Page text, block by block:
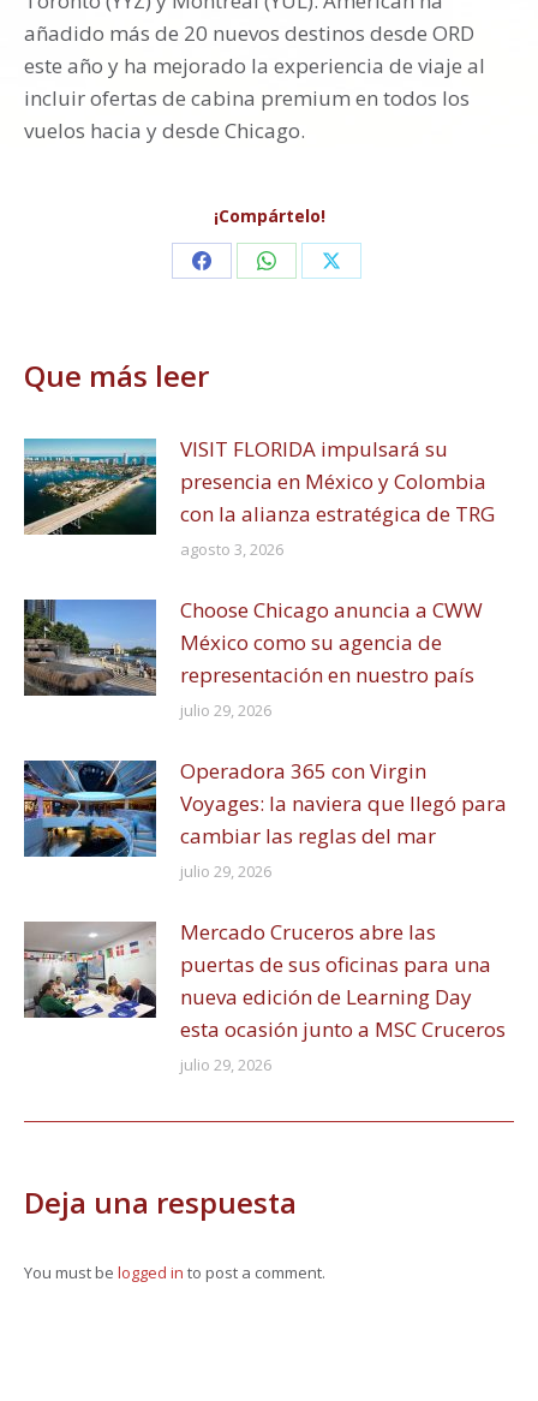
añadido más de 20 nuevos destinos desde ORD
este año y ha mejorado la experiencia de viaje al
incluir ofertas de cabina premium en todos los
vuelos hacia y desde Chicago.
¡Compártelo!
Share Share Share
Que más leer
VISIT FLORIDA impulsará su
presencia en México y Colombia
con la alianza estratégica de TRG
agosto 3, 2026
Choose Chicago anuncia a CWW
México como su agencia de
representación en nuestro país
julio 29, 2026
Operadora 365 con Virgin
Voyages: la naviera que llegó para
cambiar las reglas del mar
julio 29, 2026
Mercado Cruceros abre las
puertas de sus oficinas para una
nueva edición de Learning Day
esta ocasión junto a MSC Cruceros
julio 29, 2026
Deja una respuesta
You must be logged in to post a comment.